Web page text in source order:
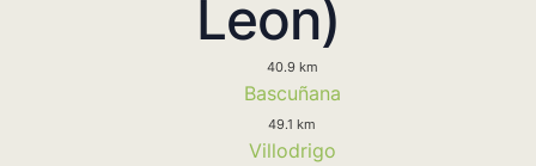
Leon)
40.9 km
Bascuñana
49.1 km
Villodrigo